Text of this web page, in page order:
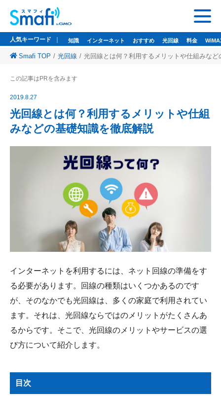
人気キーワード
監修者一覧
Wi-Fi（WiMAX）レンタル
人気キーワード 知識 インターネット おすすめ 光回線 料金
Smafi TOP 光回線 光回線とは何？利用するメリットや仕組みな
この記事はPRを含みます
2019.8.27
光回線とは何？利用するメリットや仕組
みなどの基礎知識を徹底解説
インターネットを利用するには、ネット回線の準備をす
る必要があります。回線の種類はいくつかあるのです
が、そのなかでも光回線は、多くの家庭で利用されてい
ます。それは、光回線ならではのメリットがたくさんあ
るからです。そこで、光回線のメリットやサービスの選
び方について紹介します。
目次